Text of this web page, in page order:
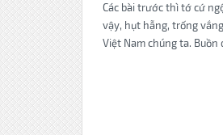
Các bài trước thì tớ cứ
vậy, hụt hẫng, trống
Việt Nam chúng ta. Buồn